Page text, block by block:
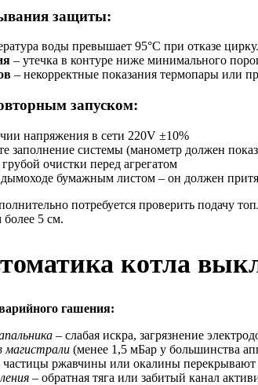
защиты:
воды превышает 95°C при отказе
– утечка в контуре ниже минимального
– некорректные показания термопары или
запуском:
напряжения в сети 220V ±10%
заполнение системы (манометр должен
очистки перед агрегатом
дымоходе бумажным листом – он должен
потребуется проверить подачу
более 5 см.
котла
гашения:
– слабая искра, загрязнение
магистрали (менее 1,5 мБар у большинства
ржавчины или окалины перекрывают
– обратная тяга или забитый канал